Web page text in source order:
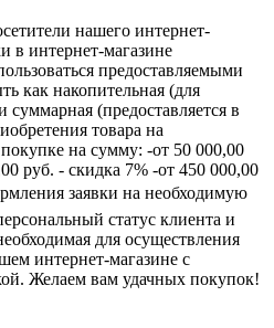
нашего интернет-
в интернет-магазине
предоставляемыми
как накопительная (для
(предоставляется в
товара на
на сумму: -от 50 000,00
руб. - скидка 7% -от 450 000,00
заявки на необходимую
статус клиента и
для осуществления
интернет-магазине с
Желаем вам удачных покупок!